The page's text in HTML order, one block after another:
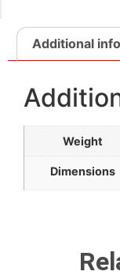
Additional
Weight
Dimensions